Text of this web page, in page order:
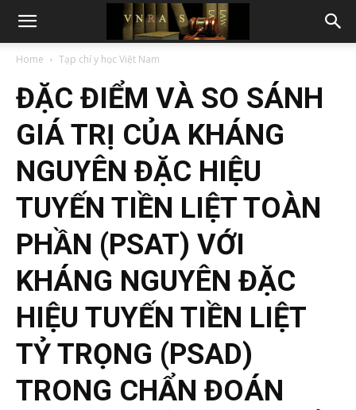
Home Tạp chí y học Việt Nam
ĐẶC ĐIỂM VÀ SO SÁNH
GIÁ TRỊ CỦA KHÁNG
NGUYÊN ĐẶC HIỆU
TUYẾN TIỀN LIỆT TOÀN
PHẦN (PSAT) VỚI
KHÁNG NGUYÊN ĐẶC
HIỆU TUYẾN TIỀN LIỆT
TỶ TRỌNG (PSAD)
TRONG CHẨN ĐOÁN